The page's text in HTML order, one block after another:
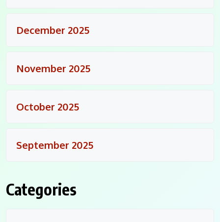
December 2025
November 2025
October 2025
September 2025
Categories